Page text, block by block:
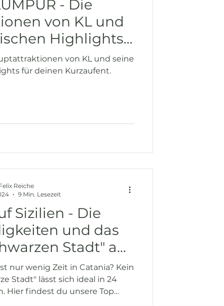
- Die
von KL und
Highlights
von KL und seine
für deinen Kurzaufent.
Sizilien - Die
und das
Stadt" an
erkunden
nur wenig Zeit in Catania? Kein
Stadt" lässt sich ideal in 24
Hier findest du unsere Top
Reiche
9 Min. Lesezeit